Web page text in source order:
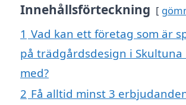
Innehållsförteckning
1 Vad kan ett företag som är
på trädgårdsdesign i
med?
2 Få alltid minst 3